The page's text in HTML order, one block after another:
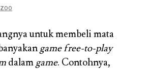
untuk membeli mata
game free-to-play
dalam game. Contohnya,